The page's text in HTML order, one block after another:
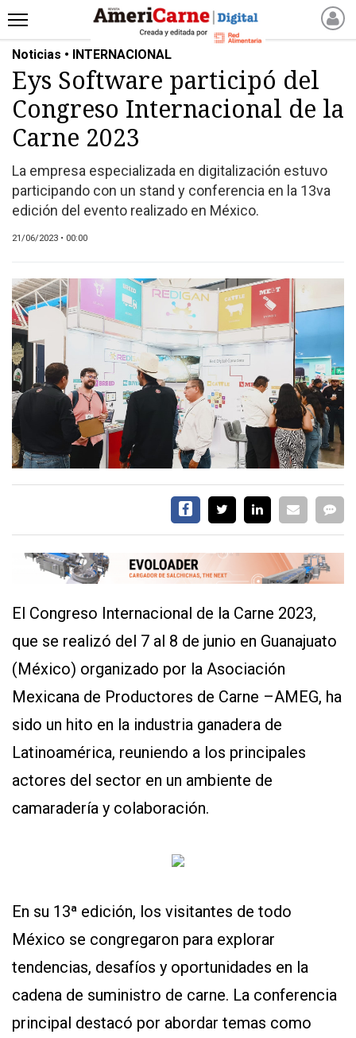
INICIO
NOTICIAS RECIENTES
NOTICIAS
ARTICULOS
PROCESO
PRODUCTO
REVISTAS
CATÁLOGO DE CORTES
DE CARNE VACUNA
EVENTOS Y
CAPACITACIONES
DIRECTORIO
CALENDARIO
MEDIA KIT
CONTÁCTENOS
AYUDA
Y
POLÍTICAS
PRIVACIDAD
DEL
Noticias • INTERNACIONAL
Eys Software participó del
Congreso Internacional de la
Carne 2023
La empresa especializada en digitalización estuvo
participando con un stand y conferencia en la 13va
edición del evento realizado en México.
21/06/2023 • 00:00
El Congreso Internacional de la Carne 2023,
que se realizó del 7 al 8 de junio en Guanajuato
(México) organizado por la Asociación
Mexicana de Productores de Carne –AMEG, ha
sido un hito en la industria ganadera de
Latinoamérica, reuniendo a los principales
actores del sector en un ambiente de
camaradería y colaboración.
En su 13ª edición, los visitantes de todo
México se congregaron para explorar
tendencias, desafíos y oportunidades en la
cadena de suministro de carne. La conferencia
principal destacó por abordar temas como